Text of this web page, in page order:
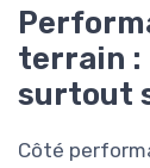
terrain :
surtout
Côté